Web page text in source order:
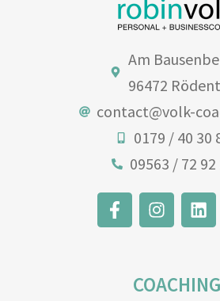
Am
96472
contact@volk-
0179 / 40 30
09563 / 72 92
COACHING